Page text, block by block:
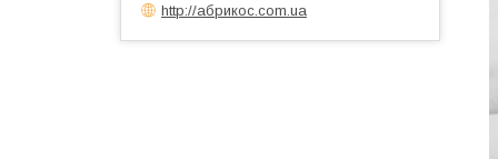
http://абрикос.com.ua